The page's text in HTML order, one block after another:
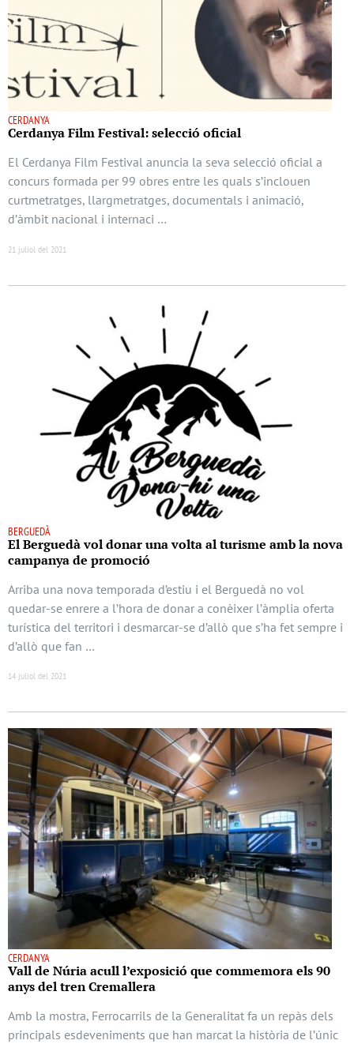
CERDANYA
Cerdanya Film Festival: selecció oficial
El Cerdanya Film Festival anuncia la seva selecció oficial a
concurs formada per 99 obres entre les quals s’inclouen
curtmetratges, llargmetratges, documentals i animació,
d’àmbit nacional i internaci …
21 juliol del 2021
BERGUEDÀ
El Berguedà vol donar una volta al turisme amb la nova
campanya de promoció
Arriba una nova temporada d’estiu i el Berguedà no vol
quedar-se enrere a l’hora de donar a conèixer l’àmplia oferta
turística del territori i desmarcar-se d’allò que s’ha fet sempre i
d’allò que fan …
14 juliol del 2021
CERDANYA
Vall de Núria acull l’exposició que commemora els 90
anys del tren Cremallera
Amb la mostra, Ferrocarrils de la Generalitat fa un repàs dels
principals esdeveniments que han marcat la història de l’únic